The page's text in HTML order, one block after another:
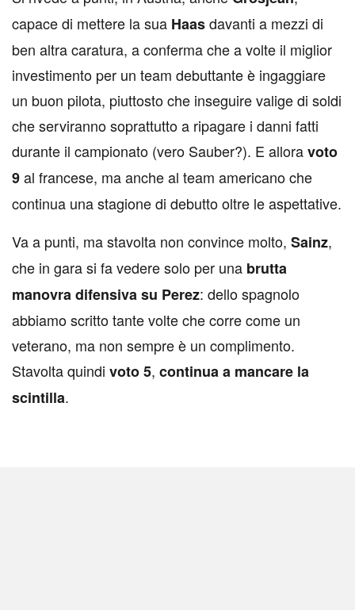
capace di mettere la sua Haasdavanti a mezzi di
ben altra caratura, a conferma che a volte il miglior
investimento per un team debuttante è ingaggiare
un buon pilota, piuttosto che inseguire valige di soldi
che serviranno soprattutto a ripagare i danni fatti
durante il campionato (vero Sauber?). E alloravoto
9al francese, ma anche al team americano che
continua una stagione di debutto oltre le aspettative.
Va a punti, ma stavolta non convince molto, Sainz,
che in gara si fa vedere solo per una brutta
manovra difensiva su Perez: dello spagnolo
abbiamo scritto tante volte che corre come un
veterano, ma non sempre è un complimento.
Stavolta quindi voto 5, continua a mancare la
scintilla.